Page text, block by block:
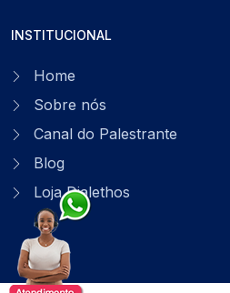
INSTITUCIONAL
Home
Sobre nós
Canal do Palestrante
Blog
Loja Dialethos